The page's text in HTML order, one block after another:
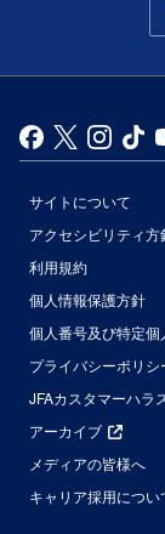
サイトについて
アクセシビリティ方
利用規約
個人情報保護方針
個人番号及び特定
プライバシーポリシ
JFAカスタマーハラ
アーカイブ
メディアの皆様へ
キャリア採用につい